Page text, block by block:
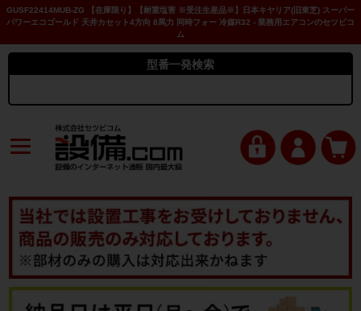
GUSF22414MUB-ZG 【在庫限り】【耐重塩害 ※受注生産品※】日本キヤリア(旧東芝) スーパー
パワーエコゴールド 天井カセット4方向 8馬力 同時フォー 冷媒R32 - 業務用エアコンのセツビコ
ム
型番一発検索